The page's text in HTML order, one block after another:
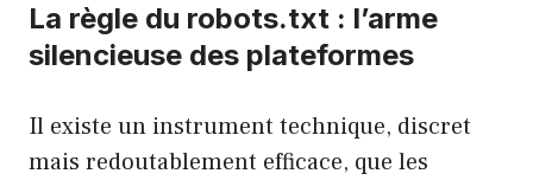
La règle du robots.txt : l’arme
silencieuse des plateformes
Il existe un instrument technique, discret
mais redoutablement efficace, que les